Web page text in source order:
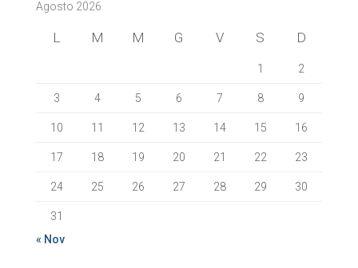
p
Agosto 2026
L M M G V S D
1 2
3 4 5 6 7 8 9
10 11 12 13 14 15 16
17 18 19 20 21 22 23
24 25 26 27 28 29 30
31
« Nov